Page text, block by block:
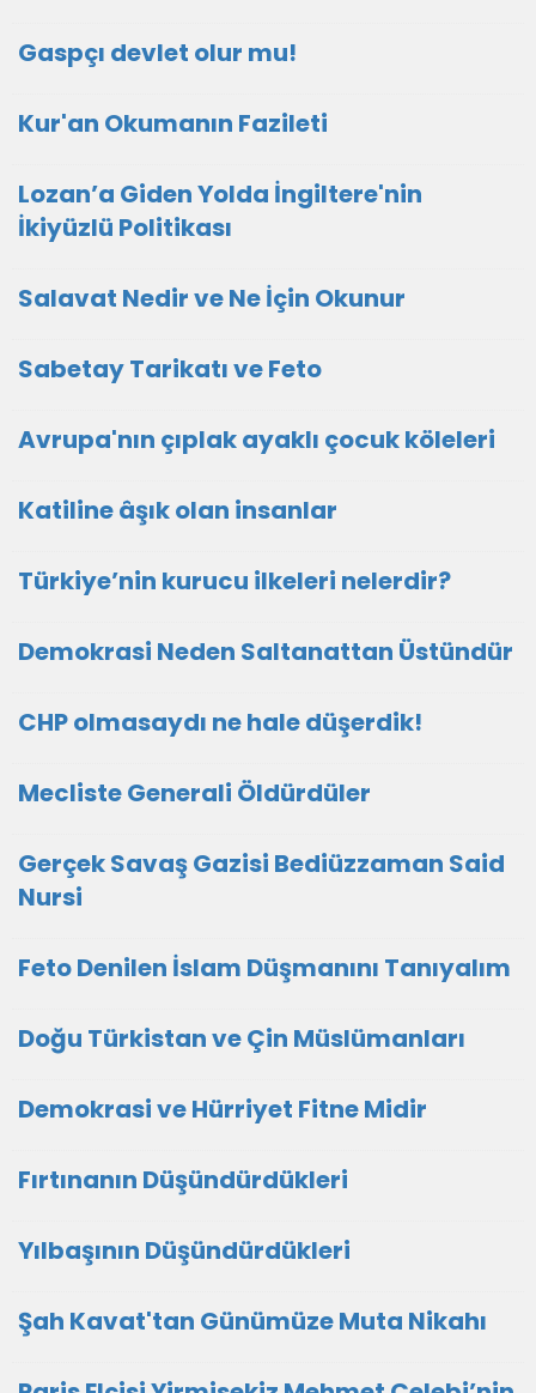
Gaspçı devlet olur mu!
Kur'an Okumanın Fazileti
Lozan’a Giden Yolda İngiltere'nin
İkiyüzlü Politikası
Salavat Nedir ve Ne İçin Okunur
Sabetay Tarikatı ve Feto
Avrupa'nın çıplak ayaklı çocuk köleleri
Katiline âşık olan insanlar
Türkiye’nin kurucu ilkeleri nelerdir?
Demokrasi Neden Saltanattan Üstündür
CHP olmasaydı ne hale düşerdik!
Mecliste Generali Öldürdüler
Gerçek Savaş Gazisi Bediüzzaman Said
Nursi
Feto Denilen İslam Düşmanını Tanıyalım
Doğu Türkistan ve Çin Müslümanları
Demokrasi ve Hürriyet Fitne Midir
Fırtınanın Düşündürdükleri
Yılbaşının Düşündürdükleri
Şah Kavat'tan Günümüze Muta Nikahı